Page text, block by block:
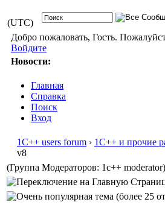
(UTC)
Добро пожаловать, Гость.
Войдите
Новости:
Главная
Справка
Поиск
Вход
1С++ users forum › 1С++ и прочие
v8
(Группа Модераторов: 1c++ moderator)